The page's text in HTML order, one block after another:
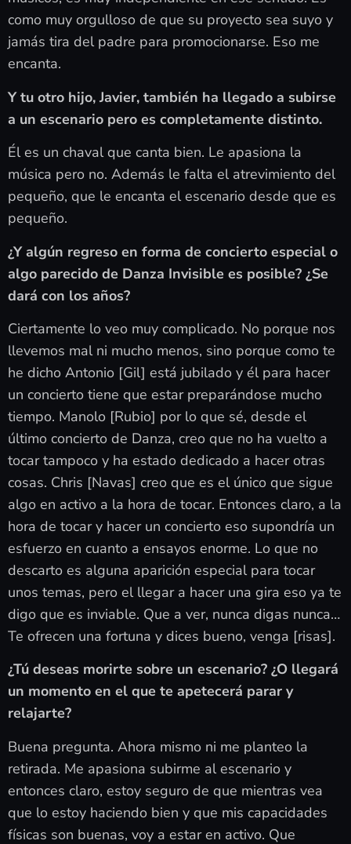
como muy orgulloso de que su proyecto sea suyo y
jamás tira del padre para promocionarse. Eso me
encanta.
Y tu otro hijo, Javier, también ha llegado a subirse
a un escenario pero es completamente distinto.
Él es un chaval que canta bien. Le apasiona la
música pero no. Además le falta el atrevimiento del
pequeño, que le encanta el escenario desde que es
pequeño.
¿Y algún regreso en forma de concierto especial o
algo parecido de Danza Invisible es posible? ¿Se
dará con los años?
Ciertamente lo veo muy complicado. No porque nos
llevemos mal ni mucho menos, sino porque como te
he dicho Antonio [Gil] está jubilado y él para hacer
un concierto tiene que estar preparándose mucho
tiempo. Manolo [Rubio] por lo que sé, desde el
último concierto de Danza, creo que no ha vuelto a
tocar tampoco y ha estado dedicado a hacer otras
cosas. Chris [Navas] creo que es el único que sigue
algo en activo a la hora de tocar. Entonces claro, a la
hora de tocar y hacer un concierto eso supondría un
esfuerzo en cuanto a ensayos enorme. Lo que no
descarto es alguna aparición especial para tocar
unos temas, pero el llegar a hacer una gira eso ya te
digo que es inviable. Que a ver, nunca digas nunca…
Te ofrecen una fortuna y dices bueno, venga [risas].
¿Tú deseas morirte sobre un escenario? ¿O llegará
un momento en el que te apetecerá parar y
relajarte?
Buena pregunta. Ahora mismo ni me planteo la
retirada. Me apasiona subirme al escenario y
entonces claro, estoy seguro de que mientras vea
que lo estoy haciendo bien y que mis capacidades
físicas son buenas, voy a estar en activo. Que